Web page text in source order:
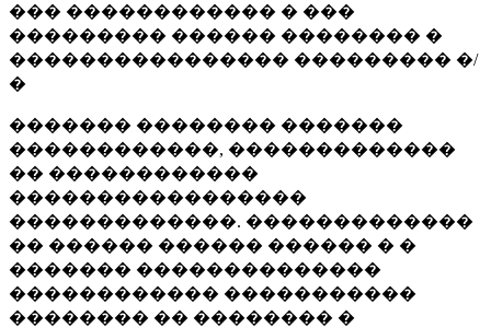
��� ������������ � ���
��������� ������ �������� �
���������������� ��������� �/
�
������� �������� �������
������������, �������������
�� ������������
�����������������
�������������. �������������
�� ������ ������ ������ � �
������� ��������������
������������ �����������
�������� �� �������� �